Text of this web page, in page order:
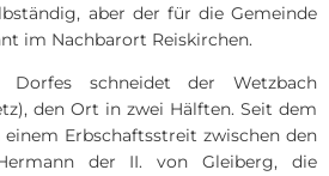
aber der für die Gemeinde
im Nachbarort Reiskirchen.
schneidet der Wetzbach
den Ort in zwei Hälften. Seit dem
einem Erbschaftsstreit zwischen den
der II. von Gleiberg, die